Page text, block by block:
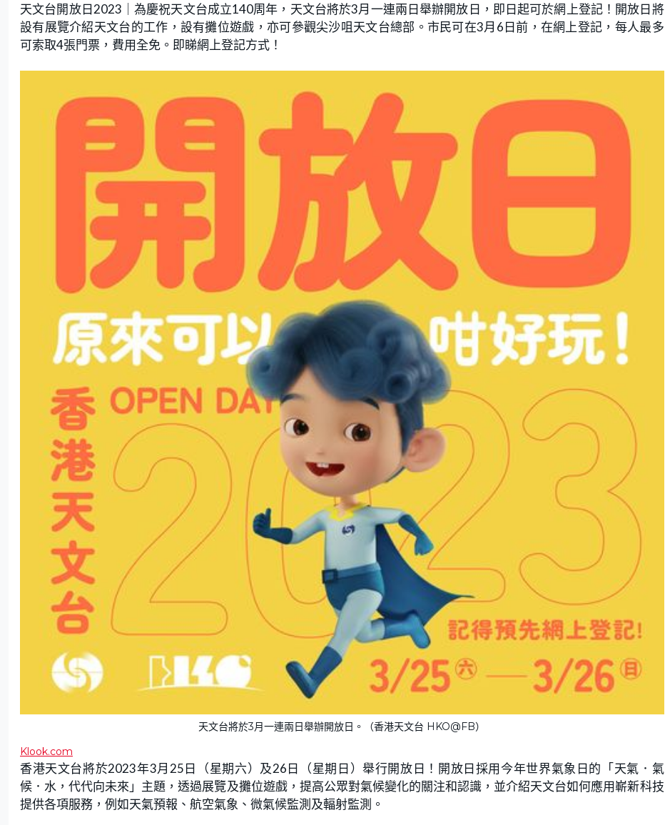
天文台開放日2023｜為慶祝天文台成立140周年，天文台將於3月一連兩日舉辦開放日，即日起可於網上登記！開放日將
設有展覽介紹天文台的工作，設有攤位遊戲，亦可參觀尖沙咀天文台總部。市民可在3月6日前，在網上登記，每人最多
可索取4張門票，費用全免。即睇網上登記方式！
天文台將於3月一連兩日舉辦開放日。（香港天文台 HKO@FB）
Klook.com
香港天文台將於2023年3月25日（星期六）及26日（星期日）舉行開放日！開放日採用今年世界氣象日的「天氣．氣
候．水，代代向未來」主題，透過展覽及攤位遊戲，提高公眾對氣候變化的關注和認識，並介紹天文台如何應用嶄新科技
提供各項服務，例如天氣預報、航空氣象、微氣候監測及輻射監測。